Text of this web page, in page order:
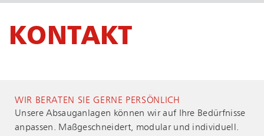
KONTAKT
WIR BERATEN SIE GERNE PERSÖNLICH
Unsere Absauganlagen können wir auf Ihre Bedürfnisse
anpassen. Maßgeschneidert, modular und individuell.